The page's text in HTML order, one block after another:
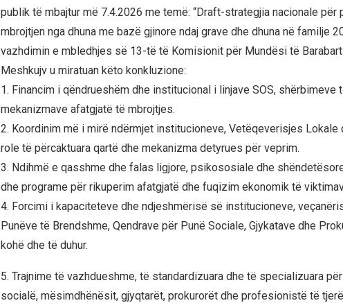
publik të mbajtur më 7.4.2026 me temë: “Draft-strategjia nacionale për
mbrojtjen nga dhuna me bazë gjinore ndaj grave dhe dhuna në familje
vazhdimin e mbledhjes së 13-të të Komisionit për Mundësi të
Meshkujv u miratuan këto konkluzione:
1. Financim i qëndrueshëm dhe institucional i linjave SOS, shërbimeve
mekanizmave afatgjatë të mbrojtjes.
2. Koordinim më i mirë ndërmjet institucioneve, Vetëqeverisjes Lokale
role të përcaktuara qartë dhe mekanizma detyrues për veprim.
3. Ndihmë e qasshme dhe falas ligjore, psikososiale dhe
dhe programe për rikuperim afatgjatë dhe fuqizim ekonomik të
4. Forcimi i kapaciteteve dhe ndjeshmërisë së institucioneve,
Punëve të Brendshme, Qendrave për Punë Sociale, Gjykatave dhe
kohë dhe të duhur.
5. Trajnime të vazhdueshme, të standardizuara dhe të specializuara
socialë, mësimdhënësit, gjyqtarët, prokurorët dhe profesionistë të